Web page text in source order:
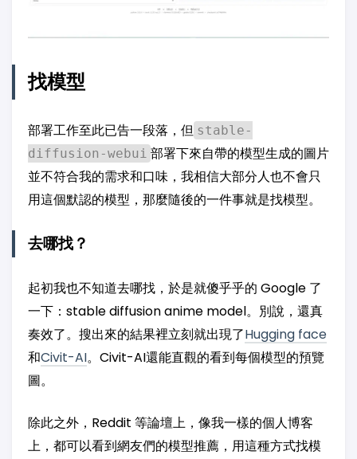
找模型
部署工作至此已告一段落，但 stable-
diffusion-webui 部署下來自帶的模型生成的圖片
並不符合我的需求和口味，我相信大部分人也不會只
用這個默認的模型，那麼隨後的一件事就是找模型。
去哪找？
起初我也不知道去哪找，於是就傻乎乎的 Google 了
一下：stable diffusion anime model。別說，還真
奏效了。搜出來的結果裡立刻就出現了Hugging face
和Civit-AI。Civit-AI還能直觀的看到每個模型的預覽
圖。
除此之外，Reddit 等論壇上，像我一樣的個人博客
上，都可以看到網友們的模型推薦，用這種方式找模